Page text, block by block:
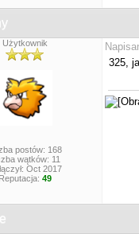
Użytkownik
postów: 168
wątków: 11
Oct 2017
Reputacja: 49
325,